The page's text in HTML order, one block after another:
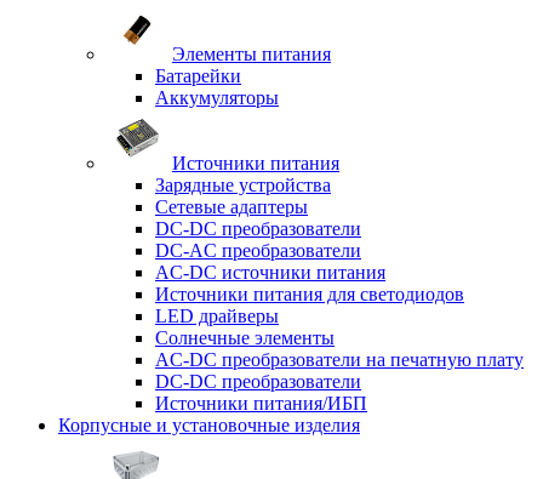
Элементы питания
Батарейки
Аккумуляторы
Источники питания
Зарядные устройства
Сетевые адаптеры
DC-DC преобразователи
DC-AC преобразователи
AC-DC источники питания
Источники питания для светодиодов
LED драйверы
Солнечные элементы
AC-DC преобразователи на печатную плату
DC-DC преобразователи
Источники питания/ИБП
Корпусные и установочные изделия